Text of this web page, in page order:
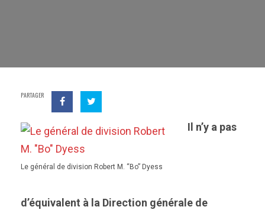
PARTAGER
Le général de division Robert M. “Bo” Dyess
Il n’y a pas
d’équivalent à la Direction générale de